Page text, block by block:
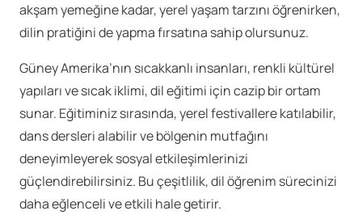
akşam yemeğine kadar, yerel yaşam tarzını öğrenirken,
dilin pratiğini de yapma fırsatına sahip olursunuz.
Güney Amerika’nın sıcakkanlı insanları, renkli kültürel
yapıları ve sıcak iklimi, dil eğitimi için cazip bir ortam
sunar. Eğitiminiz sırasında, yerel festivallere katılabilir,
dans dersleri alabilir ve bölgenin mutfağını
deneyimleyerek sosyal etkileşimlerinizi
güçlendirebilirsiniz. Bu çeşitlilik, dil öğrenim sürecinizi
daha eğlenceli ve etkili hale getirir.